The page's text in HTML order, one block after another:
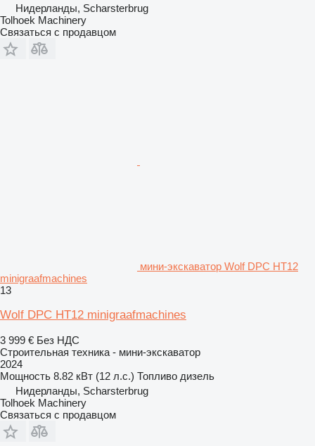
Нидерланды, Scharsterbrug
Tolhoek Machinery
Связаться с продавцом
мини-экскаватор Wolf DPC HT12
minigraafmachines
13
Wolf DPC HT12 minigraafmachines
3 999 € Без НДС
Строительная техника - мини-экскаватор
2024
Мощность 8.82 кВт (12 л.с.) Топливо дизель
Нидерланды, Scharsterbrug
Tolhoek Machinery
Связаться с продавцом